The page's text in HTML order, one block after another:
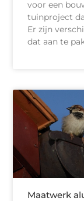
voor een
tuinproject
Er zijn
dat aan te
Maatwerk